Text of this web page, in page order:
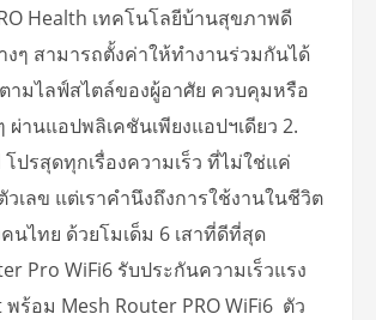
Health เทคโนโลยีบ้านสุขภาพดี
ๆ สามารถตั้งค่าให้ทำงานร่วมกันได้
ามไลฟ์สไตล์ของผู้อาศัย ควบคุมหรือ
ผ่านแอปพลิเคชันเพียงแอปฯเดียว 2.
โปรสุดทุกเรื่องความเร็ว ที่ไม่ใช่แค่
วเลข แต่เราคำนึงถึงการใช้งานในชีวิต
นไทย ด้วยโมเด็ม 6 เสาที่ดีที่สุด
Pro WiFi6 รับประกันความเร็วแรง
พร้อม Mesh Router PRO WiFi6 ตัว